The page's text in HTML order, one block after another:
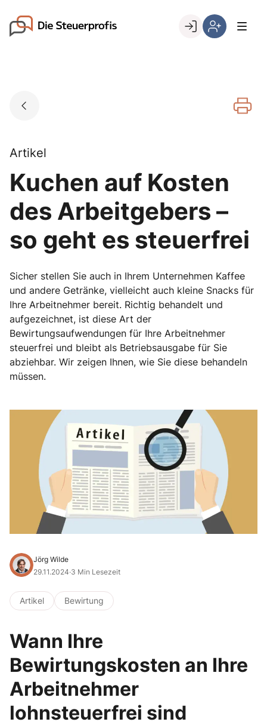
content
Go to landing page.
registrieren,
Artikel
Kuchen auf Kosten
des Arbeitgebers –
so geht es steuerfrei
Sicher stellen Sie auch in Ihrem Unternehmen Kaffee
und andere Getränke, vielleicht auch kleine Snacks für
Ihre Arbeitnehmer bereit. Richtig behandelt und
aufgezeichnet, ist diese Art der
Bewirtungsaufwendungen für Ihre Arbeitnehmer
steuerfrei und bleibt als Betriebsausgabe für Sie
abziehbar. Wir zeigen Ihnen, wie Sie diese behandeln
müssen.
Jörg Wilde
29.11.2024·3 Min Lesezeit
Artikel Bewirtung
Wann Ihre
Bewirtungskosten an Ihre
Arbeitnehmer
lohnsteuerfrei sind